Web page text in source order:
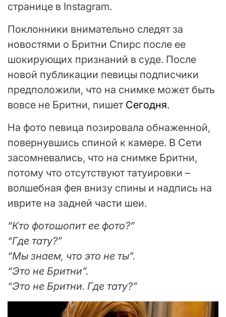
странице в Instagram.
Поклонники внимательно следят за
новостями о Бритни Спирс после ее
шокирующих признаний в суде. После
новой публикации певицы подписчики
предположили, что на снимке может быть
вовсе не Бритни, пишет Сегодня.
На фото певица позировала обнаженной,
повернувшись спиной к камере. В Сети
засомневались, что на снимке Бритни,
потому что отсутствуют татуировки –
волшебная фея внизу спины и надпись на
иврите на задней части шеи.
“Кто фотошопит ее фото?”
“Где тату?”
“Мы знаем, что это не ты”.
“Это не Бритни”.
“Это не Бритни. Где тату?”